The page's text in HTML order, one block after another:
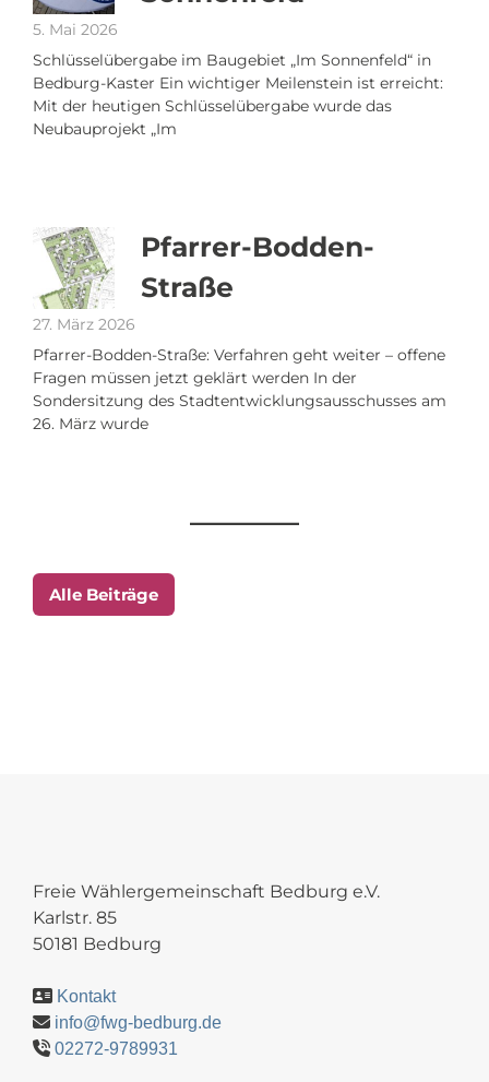
5. Mai 2026
Schlüsselübergabe im Baugebiet „Im Sonnenfeld“ in
Bedburg-Kaster Ein wichtiger Meilenstein ist erreicht:
Mit der heutigen Schlüsselübergabe wurde das
Neubauprojekt „Im
Pfarrer-Bodden-
Straße
27. März 2026
Pfarrer-Bodden-Straße: Verfahren geht weiter – offene
Fragen müssen jetzt geklärt werden In der
Sondersitzung des Stadtentwicklungsausschusses am
26. März wurde
Alle Beiträge
Freie Wählergemeinschaft Bedburg e.V.
Karlstr. 85
50181 Bedburg
Kontakt
info@fwg-bedburg.de
02272-9789931